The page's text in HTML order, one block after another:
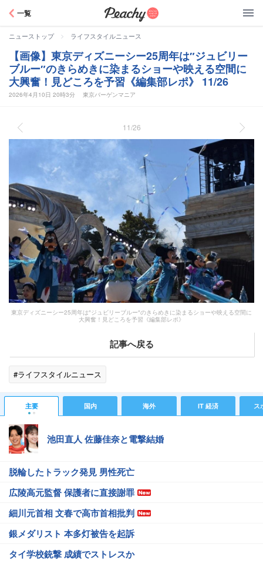
一覧
ニューストップ > ライフスタイルニュース
【画像】東京ディズニーシー25周年は″ジュビリー
ブルー″のきらめきに染まるショーや映える空間に
大興奮！見どころを予習《編集部レポ》 11/26
2026年4月10日 20時3分 東京バーゲンマニア
11/26
東京ディズニーシー25周年は″ジュビリーブルー″のきらめきに染まるショーや映える空間に
大興奮！見どころを予習《編集部レポ》
記事へ戻る
#ライフスタイルニュース
主要 国内 海外 IT 経済 ス
池田直人 佐藤佳奈と電撃結婚
脱輪したトラック発見 男性死亡
広陵高元監督 保護者に直接謝罪
細川元首相 文春で高市首相批判
銀メダリスト 本多灯被告を起訴
タイ学校銃撃 成績でストレスか